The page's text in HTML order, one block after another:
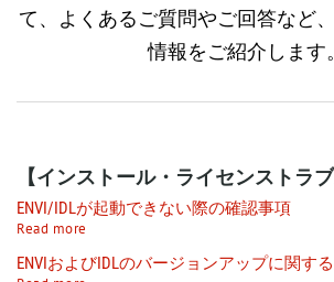
て、よくあるご質問やご回答など
情報をご紹介します。
【インストール・ライセンストラブ
ENVI/IDLが起動できない際の確認事項
Read more
ENVIおよびIDLのバージョンアップに関す